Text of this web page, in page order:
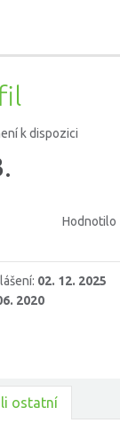
Hodnotilo
02. 12. 2025
2020
ostatní